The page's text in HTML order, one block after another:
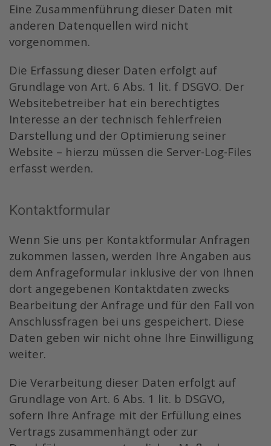
Eine Zusammenführung dieser Daten mit
anderen Datenquellen wird nicht
vorgenommen.
Die Erfassung dieser Daten erfolgt auf
Grundlage von Art. 6 Abs. 1 lit. f DSGVO. Der
Websitebetreiber hat ein berechtigtes
Interesse an der technisch fehlerfreien
Darstellung und der Optimierung seiner
Website – hierzu müssen die Server-Log-Files
erfasst werden.
Kontaktformular
Wenn Sie uns per Kontaktformular Anfragen
zukommen lassen, werden Ihre Angaben aus
dem Anfrageformular inklusive der von Ihnen
dort angegebenen Kontaktdaten zwecks
Bearbeitung der Anfrage und für den Fall von
Anschlussfragen bei uns gespeichert. Diese
Daten geben wir nicht ohne Ihre Einwilligung
weiter.
Die Verarbeitung dieser Daten erfolgt auf
Grundlage von Art. 6 Abs. 1 lit. b DSGVO,
sofern Ihre Anfrage mit der Erfüllung eines
Vertrags zusammenhängt oder zur